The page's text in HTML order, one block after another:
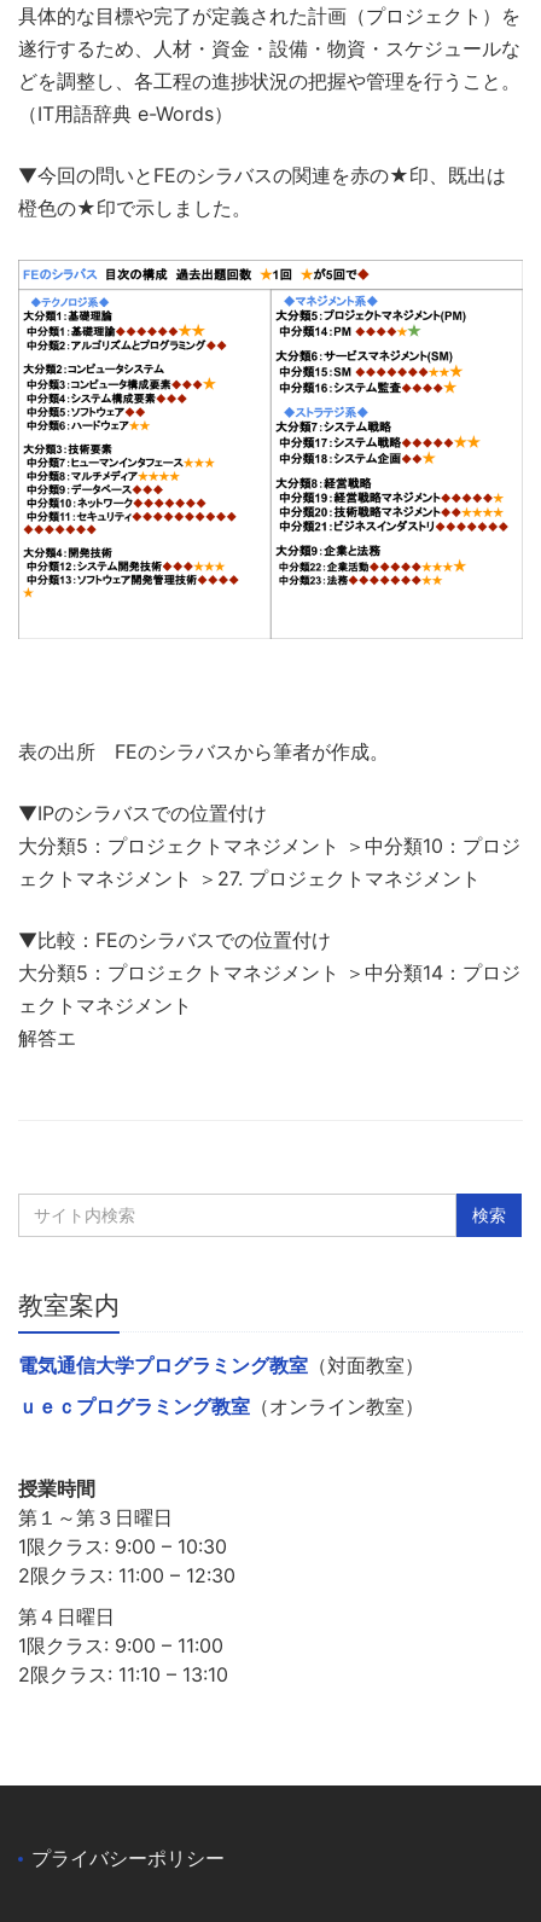
具体的な目標や完了が定義された計画（プロジェクト）を
遂行するため、人材・資金・設備・物資・スケジュールな
どを調整し、各工程の進捗状況の把握や管理を行うこと。
（IT用語辞典 e-Words）
▼今回の問いとFEのシラバスの関連を赤の★印、既出は
橙色の★印で示しました。
表の出所 FEのシラバスから筆者が作成。
▼IPのシラバスでの位置付け
大分類5：プロジェクトマネジメント ＞中分類10：プロジ
ェクトマネジメント ＞27. プロジェクトマネジメント
▼比較：FEのシラバスでの位置付け
大分類5：プロジェクトマネジメント ＞中分類14：プロジ
ェクトマネジメント
解答エ
教室案内
電気通信大学プログラミング教室 （対面教室）
ｕｅｃプログラミング教室 （オンライン教室）
授業時間
第１～第３日曜日
1限クラス: 9:00 – 10:30
2限クラス: 11:00 – 12:30
第４日曜日
1限クラス: 9:00 – 11:00
2限クラス: 11:10 – 13:10
プライバシーポリシー